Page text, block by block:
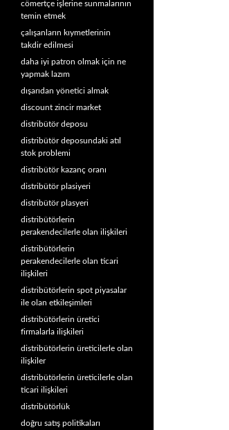
cömertçe işlerine sunmalarının
temin etmek
çalışanların kıymetlerinin
takdir edilmesi
daha iyi patron olmak için ne
yapmak lazım
dışarıdan yönetici almak
discount zincir market
distribütör deposu
distribütör deposundaki atıl
stok problemi
distribütör kazanç oranı
distribütör plasiyeri
distribütör plasyeri
distribütörlerin
perakendecilerle olan ilişkileri
distribütörlerin
perakendecilerle olan ticari
ilişkileri
distribütörlerin spot piyasalar
ile olan etkileşimleri
distribütörlerin üretici
firmalarla ilişkileri
distribütörlerin üreticilerle olan
ilişkiler
distribütörlerin üreticilerle olan
ticari ilişkileri
distribütörlük
doğru satış politikaları